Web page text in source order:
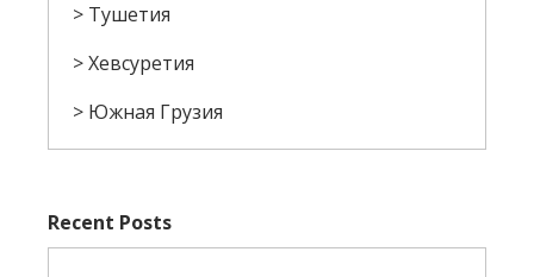
Тушетия
Хевсуретия
Южная Грузия
Recent Posts